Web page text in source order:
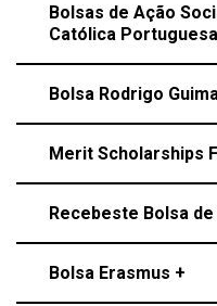
Bolsas de Ação
Católica Portuguesa
Bolsa Rodrigo
Merit Scholarships
Recebeste Bolsa
Bolsa Erasmus +